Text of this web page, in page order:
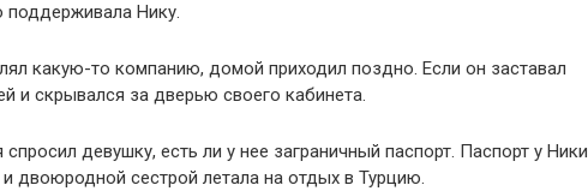
поддерживала Нику.
какую-то компанию, домой приходил поздно. Если он заставал
и скрывался за дверью своего кабинета.
девушку, есть ли у нее заграничный паспорт. Паспорт у Ники
двоюродной сестрой летала на отдых в Турцию.